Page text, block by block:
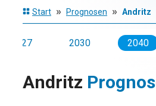
Start » Prognosen » Andritz
2027 2030 2040
Andritz